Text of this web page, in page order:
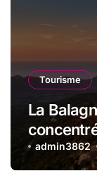
Tourisme
La
admin3862